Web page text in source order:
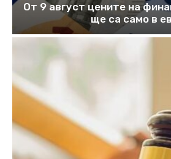
От 9 август цените на
ще са само в